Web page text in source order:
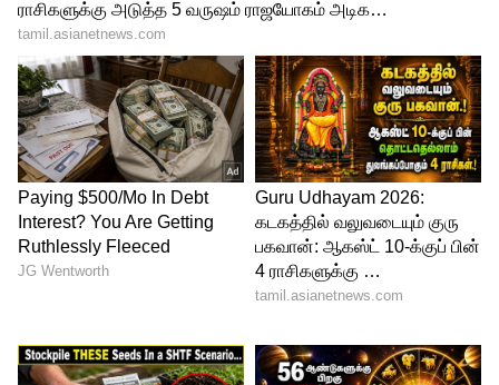
சடங்குகளில் மர்மமான ஆற்றல்களை
தாயத்துக்கள் மற்றும் மந்திரங்களை
உருவாக்கவும் யந்திரங்கள்
பயன்படுத்தப்படுகின்றன.